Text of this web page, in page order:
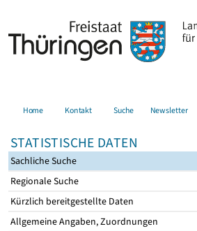
Home Kontakt Suche Newsletter
STATISTISCHE DATEN
Sachliche Suche
Regionale Suche
Kürzlich bereitgestellte Daten
Allgemeine Angaben, Zuordnungen